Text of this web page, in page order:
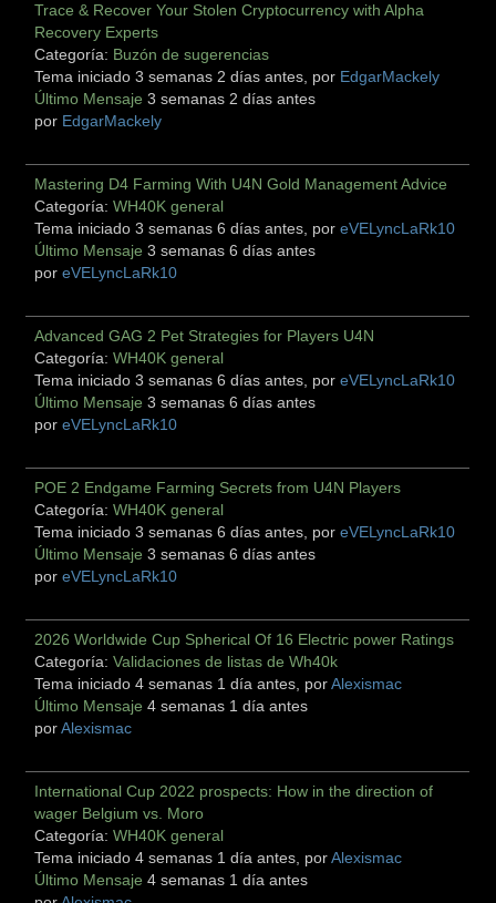
Trace & Recover Your Stolen Cryptocurrency with Alpha
Recovery Experts
Categoría: Buzón de sugerencias
Tema iniciado 3 semanas 2 días antes, por EdgarMackely
Último Mensaje 3 semanas 2 días antes
por EdgarMackely
Mastering D4 Farming With U4N Gold Management Advice
Categoría:WH40K general
Tema iniciado 3 semanas 6 días antes, poreVELyncLaRk10
Último Mensaje 3 semanas 6 días antes
poreVELyncLaRk10
Advanced GAG 2 Pet Strategies for Players U4N
Categoría:WH40K general
Tema iniciado 3 semanas 6 días antes, poreVELyncLaRk10
Último Mensaje 3 semanas 6 días antes
poreVELyncLaRk10
POE 2 Endgame Farming Secrets from U4N Players
Categoría:WH40K general
Tema iniciado 3 semanas 6 días antes, poreVELyncLaRk10
Último Mensaje 3 semanas 6 días antes
poreVELyncLaRk10
2026 Worldwide Cup Spherical Of 16 Electric power Ratings
Categoría:Validaciones de listas de Wh40k
Tema iniciado 4 semanas 1 día antes, porAlexismac
Último Mensaje 4 semanas 1 día antes
porAlexismac
International Cup 2022 prospects: How in the direction of
wager Belgium vs. Moro
Categoría:WH40K general
Tema iniciado 4 semanas 1 día antes, porAlexismac
Último Mensaje 4 semanas 1 día antes